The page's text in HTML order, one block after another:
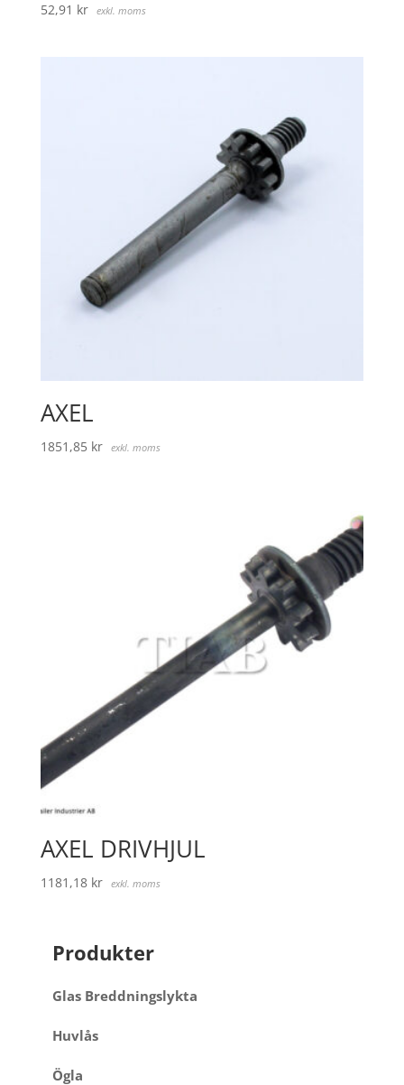
52,91 kr exkl. moms
AXEL
1851,85 kr exkl. moms
AXEL DRIVHJUL
1181,18 kr exkl. moms
Produkter
Glas Breddningslykta
Huvlås
Ögla